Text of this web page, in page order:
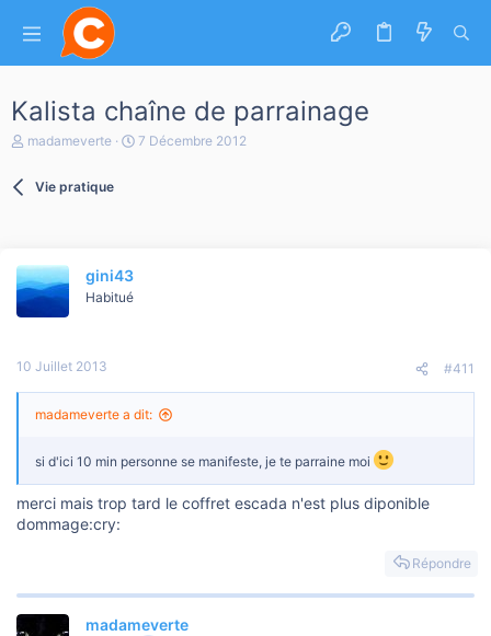
Kalista chaîne de parrainage
A
e
l
a
d
c
madameverte
D
7 Décembre 2012
Vie pratique
gini43
Habitué
10 Juillet 2013 #411
madameverte a dit:
si d'ici 10 min personne se manifeste, je te parraine moi
merci mais trop tard le coffret escada n'est plus diponible
dommage:cry:
Répondre
madameverte